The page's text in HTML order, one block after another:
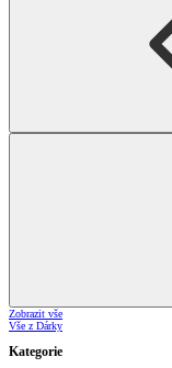
Zobrazit vše
Vše z Dárky
Kategorie